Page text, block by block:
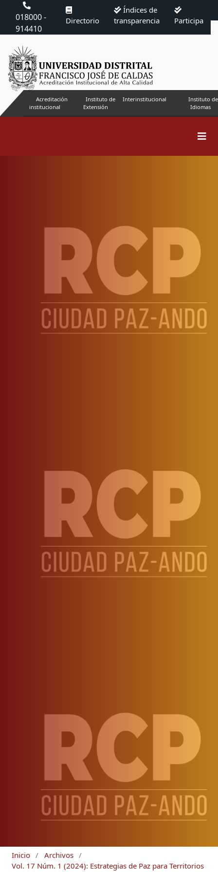
018000 -
914410
Directorio
Índices de
transparencia
Participa
Acreditación
institucional
Instituto de
Extensión
Interinstitucional
Instituto de
Idiomas
Inicio / Archivos /
Vol. 17 Núm. 1 (2024): Estrategias de Paz para Territorios